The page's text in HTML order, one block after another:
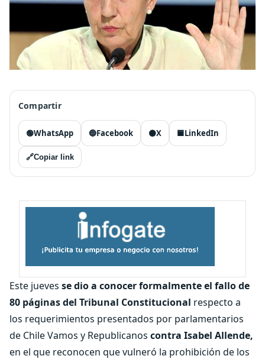
Compartir
🟢WhatsApp 🔵Facebook ⚫X 🟦LinkedIn
🔗Copiar link
Este jueves se dio a conocer formalmente el fallo de
80 páginas del Tribunal Constitucional respecto a
los requerimientos presentados por parlamentarios
de Chile Vamos y Republicanos contra Isabel Allende,
en el que reconocen que vulneró la prohibición de los